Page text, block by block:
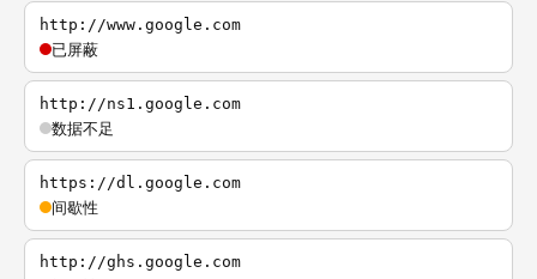
http://www.google.com
已屏蔽
http://ns1.google.com
数据不足
https://dl.google.com
间歇性
http://ghs.google.com